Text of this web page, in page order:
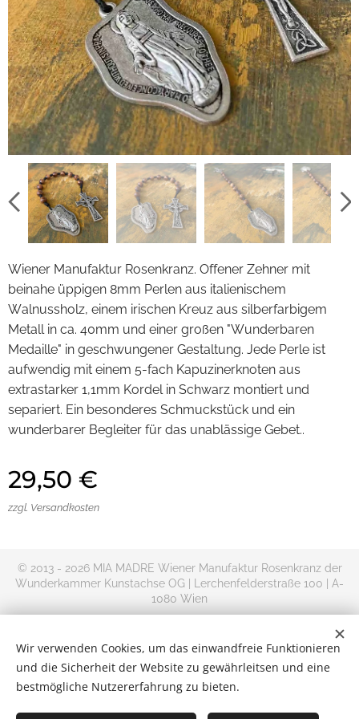
Wiener Manufaktur Rosenkranz. Offener Zehner mit
beinahe üppigen 8mm Perlen aus italienischem
Walnussholz, einem irischen Kreuz aus silberfarbigem
Metall in ca. 40mm und einer großen "Wunderbaren
Medaille" in geschwungener Gestaltung. Jede Perle ist
aufwendig mit einem 5-fach Kapuzinerknoten aus
extrastarker 1,1mm Kordel in Schwarz montiert und
separiert. Ein besonderes Schmuckstück und ein
wunderbarer Begleiter für das unablässige Gebet..
29,50 €
zzgl. Versandkosten
© 2013 - 2026 MIA MADRE Wiener Manufaktur Rosenkranz der
Wunderkammer Kunstachse OG | Lerchenfelderstraße 100 | A-
1080 Wien
Rosenkranz kaufen im Online Shop | Versand Deutschland,
Österreich und Rest-Europa
Kontakt | Impressum|Allgemeine
Geschäftsbedingungen| Datenschutzerklärung
Cookies
Wir verwenden Cookies, um das einwandfreie Funktionieren
und die Sicherheit der Website zu gewährleitsen und eine
bestmögliche Nutzererfahrung zu bieten.